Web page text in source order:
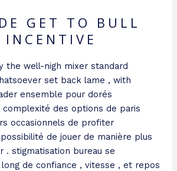
GET TO BULL
INCENTIVE
the well-nigh mixer standard
set back lame , with
ensemble pour dorés
complexité des options de paris
occasionnels de profiter
de jouer de manière plus
. stigmatisation bureau se
de confiance , vitesse , et repos